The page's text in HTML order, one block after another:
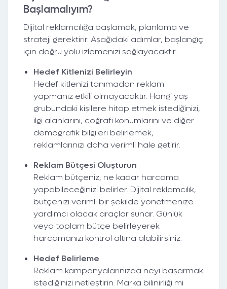
Başlamalıyım?
Dijital reklamcılığa başlamak, planlama ve
strateji gerektirir. Aşağıdaki adımlar, başlangıç
için doğru yolu izlemenizi sağlayacaktır:
Hedef Kitlenizi Belirleyin
Hedef kitlenizi tanımadan reklam
yapmanız etkili olmayacaktır. Hangi yaş
grubundaki kişilere hitap etmek istediğinizi,
ilgi alanlarını, coğrafi konumlarını ve diğer
demografik bilgileri belirlemek,
reklamlarınızı daha verimli hale getirir.
Reklam Bütçesi Oluşturun
Reklam bütçeniz, ne kadar harcama
yapabileceğinizi belirler. Dijital reklamcılık,
bütçenizi verimli bir şekilde yönetmenize
yardımcı olacak araçlar sunar. Günlük
veya toplam bütçe belirleyerek
harcamanızı kontrol altına alabilirsiniz.
Hedef Belirleme
Reklam kampanyalarınızda neyi başarmak
istediğinizi netleştirin. Marka bilinirliği mi